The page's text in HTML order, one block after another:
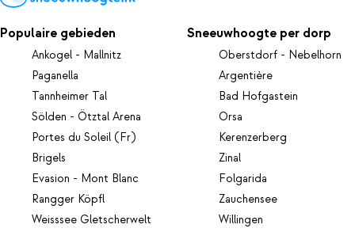
Populaire gebieden
Ankogel - Mallnitz
Paganella
Tannheimer Tal
Sölden - Ötztal Arena
Portes du Soleil (Fr)
Brigels
Evasion - Mont Blanc
Rangger Köpfl
Weisssee Gletscherwelt
Sneeuwhoogte per dorp
Oberstdorf - Nebelhorn
Argentière
Bad Hofgastein
Orsa
Kerenzerberg
Zinal
Folgarida
Zauchensee
Willingen